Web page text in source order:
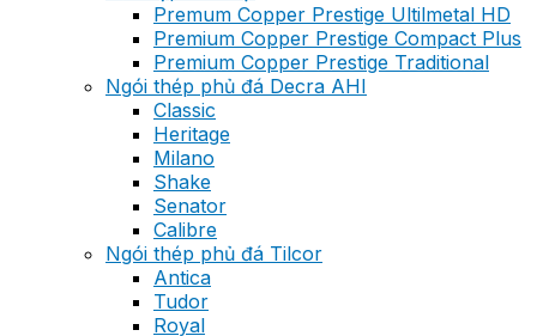
Premum Copper Prestige Ultilmetal HD
Premium Copper Prestige Compact Plus
Premium Copper Prestige Traditional
Ngói thép phủ đá Decra AHI
Classic
Heritage
Milano
Shake
Senator
Calibre
Ngói thép phủ đá Tilcor
Antica
Tudor
Royal